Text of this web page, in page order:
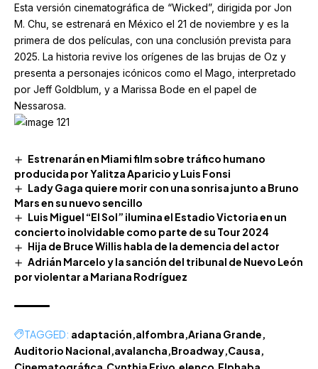
Esta versión cinematográfica de “Wicked”, dirigida por Jon
M. Chu, se estrenará en México el 21 de noviembre y es la
primera de dos películas, con una conclusión prevista para
2025. La historia revive los orígenes de las brujas de Oz y
presenta a personajes icónicos como el Mago, interpretado
por Jeff Goldblum, y a Marissa Bode en el papel de
Nessarosa.
Estrenarán en Miami film sobre tráfico humano
producida por Yalitza Aparicio y Luis Fonsi
Lady Gaga quiere morir con una sonrisa junto a Bruno
Mars en su nuevo sencillo
Luis Miguel “El Sol” ilumina el Estadio Victoria en un
concierto inolvidable como parte de su Tour 2024
Hija de Bruce Willis habla de la demencia del actor
Adrián Marcelo y la sanción del tribunal de Nuevo León
por violentar a Mariana Rodríguez
TAGGED: adaptación alfombra Ariana Grande
Auditorio Nacional avalancha Broadway Causa